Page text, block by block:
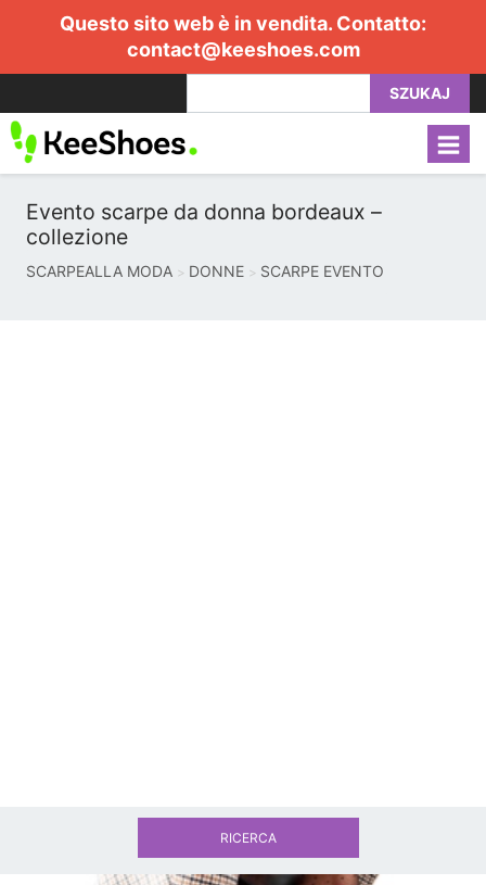
Questo sito web è in vendita. Contatto:
contact@keeshoes.com
SZUKAJ
Evento scarpe da donna bordeaux –
collezione
SCARPEALLA MODA DONNE SCARPE EVENTO
RICERCA